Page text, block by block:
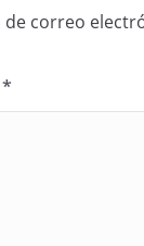
de correo
*